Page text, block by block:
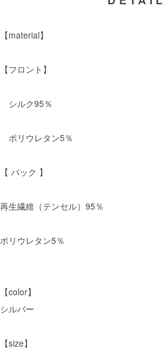
【material】
【フロント】
シルク95％
ポリウレタン5％
【 バック 】
再生繊維（テンセル）95％
ポリウレタン5％
【color】
シルバー
【size】